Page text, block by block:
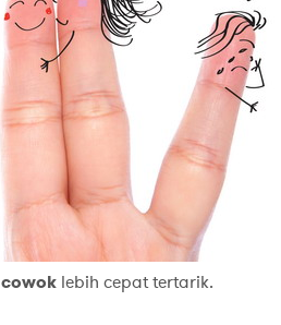
cowoklebih cepat tertarik.